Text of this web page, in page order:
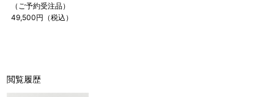
（ご予約受注品）
49,500円（税込）
閲覧履歴